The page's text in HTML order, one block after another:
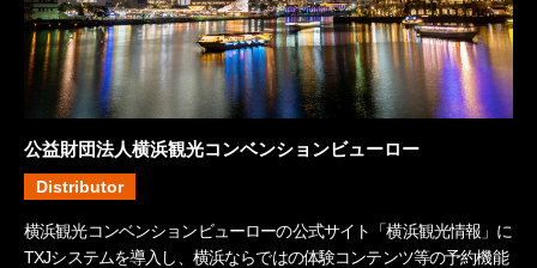
公益財団法人横浜観光コンベンションビューロー
Distributor
横浜観光コンベンションビューローの公式サイト「横浜観光情報」に
TXJシステムを導入し、横浜ならではの体験コンテンツ等の予約機能